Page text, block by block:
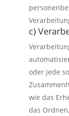
c)
oder jede
wie das
das